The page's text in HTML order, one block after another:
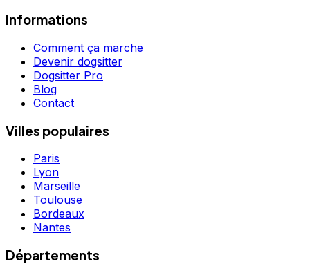
Informations
Comment ça marche
Devenir dogsitter
Dogsitter Pro
Blog
Contact
Villes populaires
Paris
Lyon
Marseille
Toulouse
Bordeaux
Nantes
Départements